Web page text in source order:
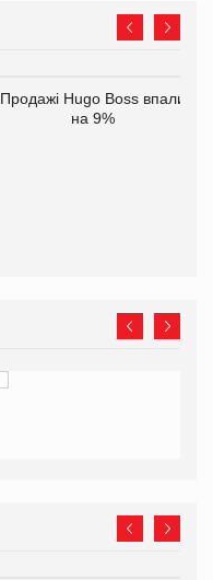
Продажі Hugo Boss впали
на 9%